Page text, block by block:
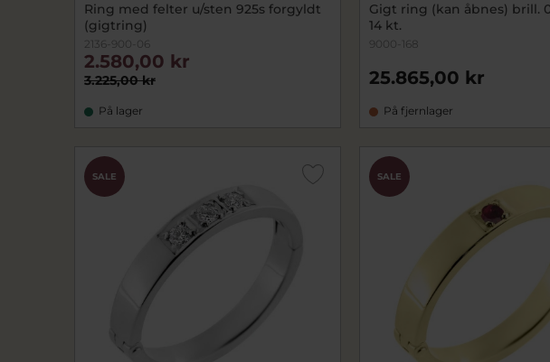
Ring med felter u/sten 925s forgyldt
(gigtring)
2136-900-06
3.225,00 kr
2.580,00 kr
På lager
Gigt ring (kan åbnes) brill.
14 kt.
9000-168
25.865,00 kr
På fjernlager
SALE SALE